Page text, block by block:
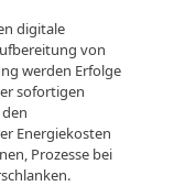
digitale
von
werden Erfolge
sofortigen
Energiekosten
Prozesse bei